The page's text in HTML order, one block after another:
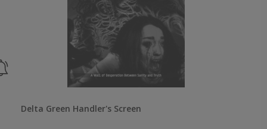
Delta Green Handler's Screen